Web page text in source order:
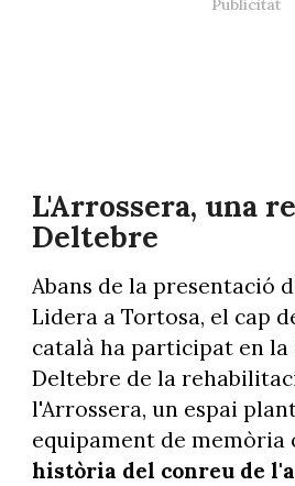
L'Arrossera, una
Deltebre
Abans de la presentació
Lidera a Tortosa, el cap
català ha participat en
Deltebre de la
l'Arrossera, un espai
equipament de memòria
història del conreu de